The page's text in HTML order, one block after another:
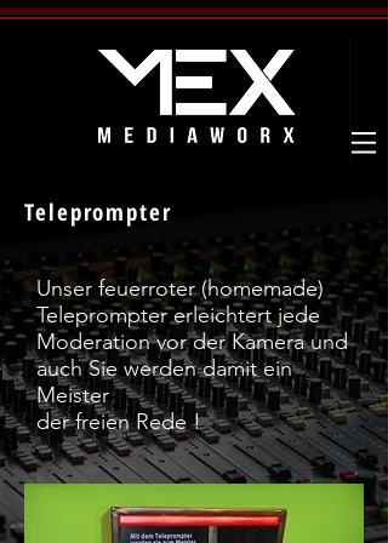
Teleprompter
Unser feuerroter (homemade)
Teleprompter erleichtert jede
Moderation vor der Kamera und
auch Sie werden damit ein
Meister
der freien Rede !